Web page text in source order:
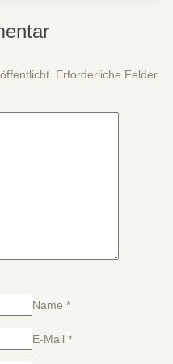
Erforderliche Felder
Name *
E-Mail *